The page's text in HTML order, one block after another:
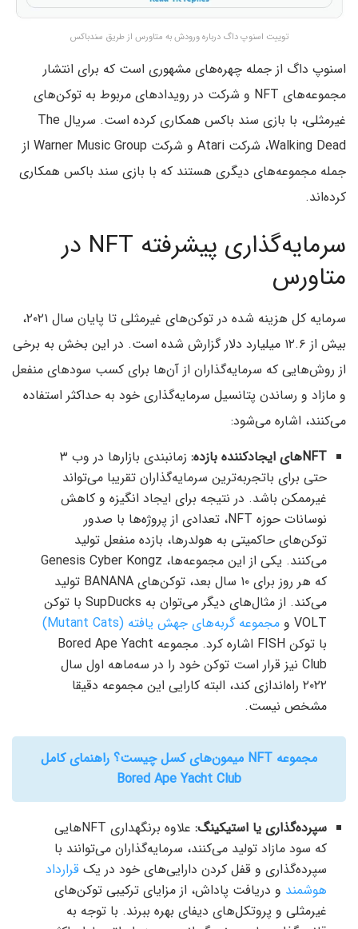
توییت اسنوپ داگ درباره ورودش به متاورس از طریق سندباکس
اسنوپ داگ از جمله چهره‌های مشهوری است که برای انتشار
مجموعه‌های NFT و شرکت در رویدادهای مربوط به توکن‌های
غیرمثلی، با بازی سند باکس همکاری کرده است. سریال The
Walking Dead، شرکت Atari و شرکت Warner Music Group از
جمله مجموعه‌های دیگری هستند که با بازی سند باکس همکاری
کرده‌اند.
سرمایه‌گذاری پیشرفته NFT در
متاورس
سرمایه کل هزینه شده در توکن‌های غیرمثلی تا پایان سال ۲۰۲۱،
بیش از ۱۲.۶ میلیارد دلار گزارش شده است. در این بخش به برخی
از روش‌هایی که سرمایه‌گذاران از آن‌ها برای کسب سودهای منفعل
و مازاد و رساندن پتانسیل سرمایه‌گذاری خود به حداکثر استفاده
می‌کنند، اشاره می‌شود:
NFTهای ایجاد‌کننده بازده:
زمانبندی بازارها در وب ۳
حتی برای باتجربه‌ترین سرمایه‌گذاران تقریبا می‌تواند
غیرممکن باشد. در نتیجه برای ایجاد انگیزه‌ و کاهش
نوسانات حوزه NFT، تعدادی از پروژه‌ها با صدور
توکن‌های حاکمیتی به هولدرها، بازده‌ منفعل تولید
می‌کنند. یکی از این مجموعه‌ها، Genesis Cyber Kongz
که هر روز برای ۱۰ سال بعد، توکن‌های BANANA تولید
می‌کند. از مثال‌های دیگر می‌توان به SupDucks با توکن
VOLT و
مجموعه گربه‌های جهش ‌یافته (Mutant Cats)
با توکن FISH اشاره کرد. مجموعه Bored Ape Yacht
Club نیز قرار است توکن خود را در سه‌ماهه اول سال
۲۰۲۲ راه‌اندازی کند، البته کارایی این مجموعه دقیقا
مشخص نیست.
مجموعه NFT میمون‌های کسل چیست؟ راهنمای کامل
Bored Ape Yacht Club
سپرده‌گذاری یا استیکینگ:
علاوه برنگهداری NFTهایی
که سود مازاد تولید می‌کنند، سرمایه‌گذاران می‌توانند با
سپرده‌گذاری و قفل‌ کردن دارایی‌های خود در یک قرارداد
هوشمند و دریافت پاداش، از مزایای ترکیبی توکن‌های
غیرمثلی و پروتکل‌های دیفای بهره ببرند. با توجه به